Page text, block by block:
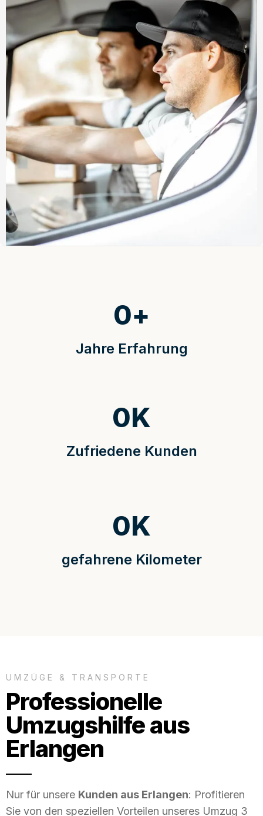
Jahre Erfahrung
0+
Zufriedene Kunden
0K
gefahrene Kilometer
0K
UMZÜGE & TRANSPORTE
Professionelle
Umzugshilfe aus
Erlangen
Nur für unsere Kunden aus Erlangen: Profitieren
Sie von den speziellen Vorteilen unseres Umzug 3